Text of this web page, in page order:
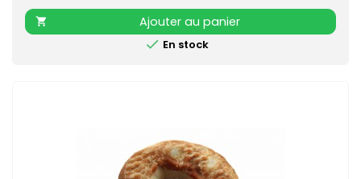
de votre chien

Ajouter au panier
 En stock